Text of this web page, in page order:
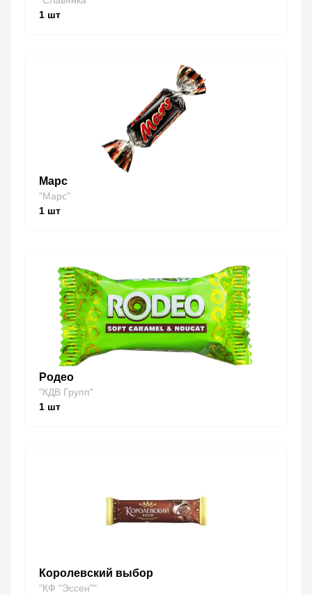
1 шт
Марс
"Марс"
1 шт
Родео
"КДВ Групп"
1 шт
Королевский выбор
"КФ "Эссен""